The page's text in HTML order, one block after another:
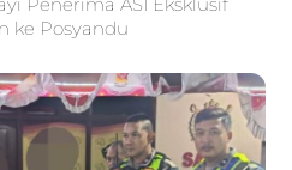
ke Posyandu